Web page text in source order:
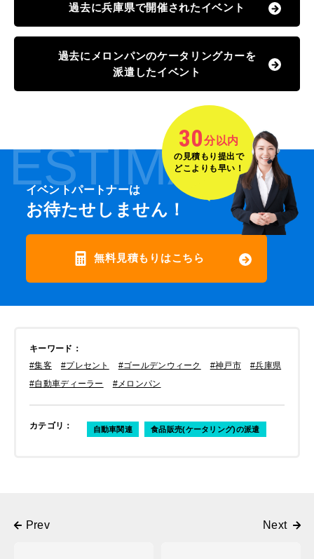
過去に兵庫県で開催されたイベント
過去にメロンパンのケータリングカーを
派遣したイベント
ESTIMATE
イベントパートナーは
お待たせしません！
無料見積もりはこちら
30分以内
の見積もり提出で
どこよりも早い！
キーワード ：
#集客
#プレセント #ゴールデンウィーク #神戸市
#兵庫県
#自動車ディーラー
#メロンパン
カテゴリ ： 自動車関連 食品販売(ケータリング)の派遣